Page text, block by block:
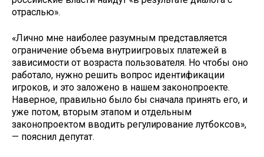
отраслью».
«Лично мне наиболее разумным представляется
ограничение объема внутриигровых платежей в
зависимости от возраста пользователя. Но чтобы оно
работало, нужно решить вопрос идентификации
игроков, и это заложено в нашем законопроекте.
Наверное, правильно было бы сначала принять его, и
уже потом, вторым этапом и отдельным
законопроектом вводить регулирование лутбоксов»,
— пояснил депутат.